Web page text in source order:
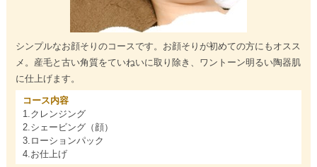
シンプルなお顔そりのコースです。お顔そりが初めての方にもオスス
メ。産毛と古い角質をていねいに取り除き、ワントーン明るい陶器肌
に仕上げます。
コース内容
1.クレンジング
2.シェービング（顔）
3.ローションパック
4.お仕上げ